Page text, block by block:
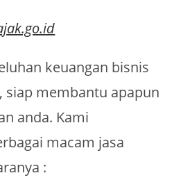
keuangan bisnis
siap membantu apapun
anda. Kami
macam jasa
: